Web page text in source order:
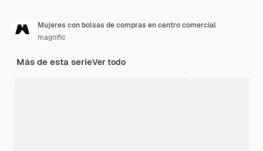
Mujeres con bolsas de compras en centro comercial
magnific
Más de esta serieVer todo